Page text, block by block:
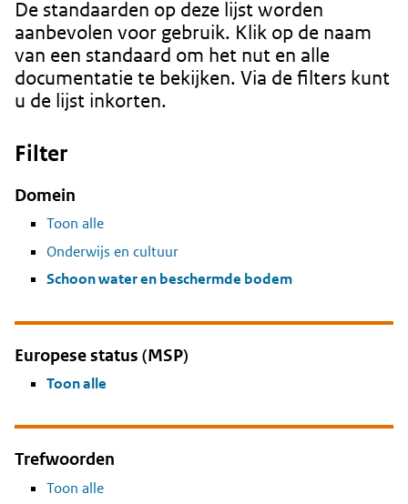
Content
De standaarden op deze lijst worden
aanbevolen voor gebruik. Klik op de naam
van een standaard om het nut en alle
documentatie te bekijken. Via de filters kunt
u de lijst inkorten.
Filter
Domein
Toon alle
Onderwijs en cultuur
Schoon water en beschermde bodem
Europese status (MSP)
Toon alle
Trefwoorden
Toon alle